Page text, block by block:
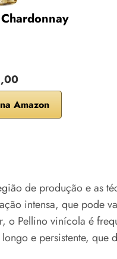
Amazon
de produção e as
intensa, que pode
o Pellino vinícola é
e persistente, que